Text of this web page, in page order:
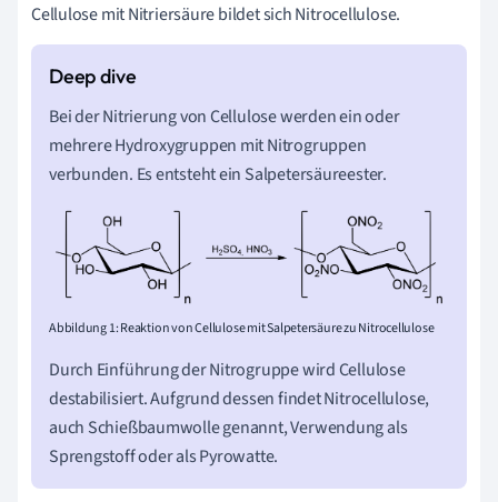
Cellulose mit Nitriersäure bildet sich Nitrocellulose.
Bei der Nitrierung von Cellulose werden ein oder
mehrere Hydroxygruppen mit Nitrogruppen
verbunden. Es entsteht ein Salpetersäureester.
Abbildung 1: Reaktion von Cellulose mit Salpetersäure zu Nitrocellulose
Durch Einführung der Nitrogruppe wird Cellulose
destabilisiert. Aufgrund dessen findet Nitrocellulose,
auch Schießbaumwolle genannt, Verwendung als
Sprengstoff oder als Pyrowatte.